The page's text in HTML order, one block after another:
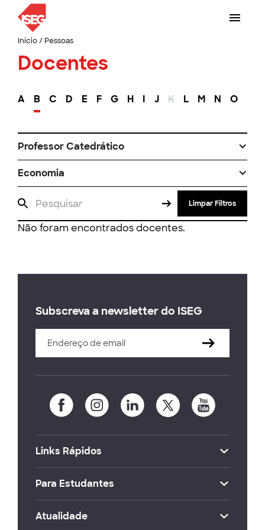
Início/ Pessoas
Docentes
A B C D E F G H I J K L M N O
Professor Catedrático
Economia
Limpar Filtros
Não foram encontrados docentes.
Subscreva a newsletter do ISEG
Links Rápidos
Para Estudantes
Atualidade